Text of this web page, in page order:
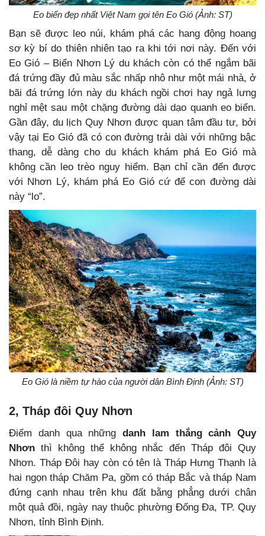
Eo biển đẹp nhất Việt Nam gọi tên Eo Gió (Ảnh: ST)
Bạn sẽ được leo núi, khám phá các hang động hoang
sơ kỳ bí do thiên nhiên tạo ra khi tới nơi này. Đến với
Eo Gió – Biển Nhơn Lý du khách còn có thể ngắm bãi
đá trứng đầy đủ màu sắc nhấp nhô như một mái nhà, ở
bãi đá trứng lớn này du khách ngồi chơi hay ngả lưng
nghỉ mệt sau một chặng đường dài dạo quanh eo biển.
Gần đây, du lịch Quy Nhơn được quan tâm đầu tư, bởi
vậy tại Eo Gió đã có con đường trải dài với những bậc
thang, dễ dàng cho du khách khám phá Eo Gió mà
không cần leo trèo nguy hiểm. Bạn chỉ cần đến được
với Nhơn Lý, khám phá Eo Gió cứ để con đường dài
này “lo”.
Eo Gió là niềm tự hào của người dân Bình Định (Ảnh: ST)
2, Tháp đôi Quy Nhơn
Điểm danh qua những danh lam thắng cảnh Quy
Nhơn thì không thể không nhắc đến Tháp đôi Quy
Nhơn. Tháp Đôi hay còn có tên là Tháp Hưng Thạnh là
hai ngọn tháp Chăm Pa, gồm có tháp Bắc và tháp Nam
đứng cạnh nhau trên khu đất bằng phẳng dưới chân
một quả đồi, ngày nay thuộc phường Đống Đa, TP. Quy
Nhơn, tỉnh Bình Định.